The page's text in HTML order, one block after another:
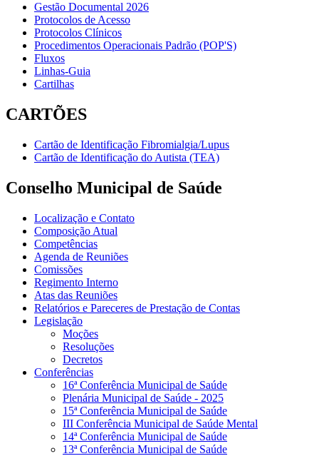
Gestão Documental 2026
Protocolos de Acesso
Protocolos Clínicos
Procedimentos Operacionais Padrão (POP'S)
Fluxos
Linhas-Guia
Cartilhas
CARTÕES
Cartão de Identificação Fibromialgia/Lupus
Cartão de Identificação do Autista (TEA)
Conselho Municipal de Saúde
Localização e Contato
Composição Atual
Competências
Agenda de Reuniões
Comissões
Regimento Interno
Atas das Reuniões
Relatórios e Pareceres de Prestação de Contas
Legislação
Moções
Resoluções
Decretos
Conferências
16ª Conferência Municipal de Saúde
Plenária Municipal de Saúde - 2025
15ª Conferência Municipal de Saúde
III Conferência Municipal de Saúde Mental
14ª Conferência Municipal de Saúde
13ª Conferência Municipal de Saúde